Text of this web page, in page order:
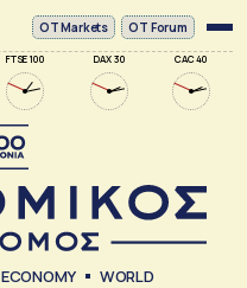
FTSE 100 DAX 30 CAC 40
ΟΤ Markets OT Forum
ECONOMY WORLD